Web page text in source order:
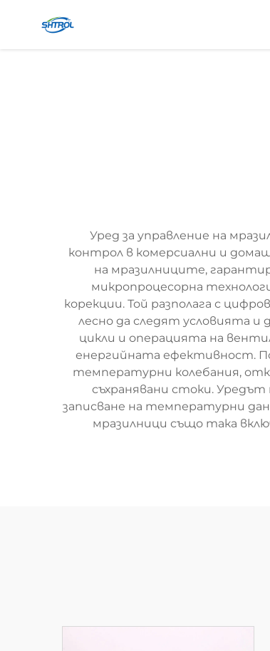
Уред за управление на
контрол в комерсиални и
на мразилниците,
микропроцесорна
корекции. Той разполага с
лесно да следят условията
цикли и операцията на
енергийната ефективност.
температурни колебания,
съхранявани стоки.
записване на температурни
мразилници също така